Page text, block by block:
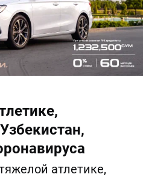
атлетике,